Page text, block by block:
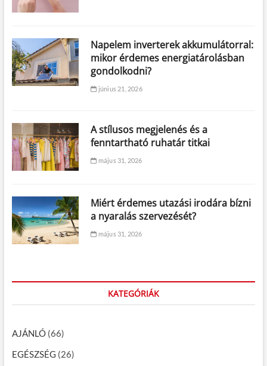
Napelem inverterek akkumulátorral:
mikor érdemes energiatárolásban
gondolkodni?
június 21, 2026
A stílusos megjelenés és a
fenntartható ruhatár titkai
május 31, 2026
Miért érdemes utazási irodára bízni
a nyaralás szervezését?
május 31, 2026
KATEGÓRIÁK
AJÁNLÓ(66)
EGÉSZSÉG (26)